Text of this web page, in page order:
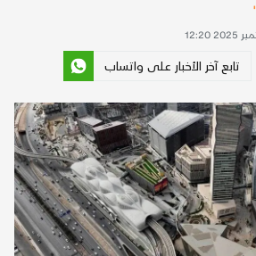
تابع آخر الأخبار على واتساب